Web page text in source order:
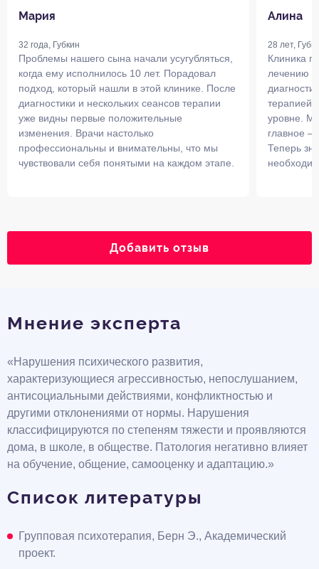
Мария
32 года, Губкин
Проблемы нашего сына начали усугубляться,
когда ему исполнилось 10 лет. Порадовал
подход, который нашли в этой клинике. После
диагностики и нескольких сеансов терапии
уже видны первые положительные
изменения. Врачи настолько
профессиональны и внимательны, что мы
чувствовали себя понятыми на каждом этапе.
Алина
28 лет,
Клиника
лечению
уровне.
главное
Теперь
Добавить отзыв
Мнение эксперта
«Нарушения психического развития,
характеризующиеся агрессивностью, непослушанием,
антисоциальными действиями, конфликтностью и
другими отклонениями от нормы. Нарушения
классифицируются по степеням тяжести и проявляются
дома, в школе, в обществе. Патология негативно влияет
на обучение, общение, самооценку и адаптацию.»
Список литературы
Групповая психотерапия, Берн Э., Академический
проект.